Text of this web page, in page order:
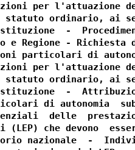
per l'attuazione
statuto ordinario, ai
-
e Regione - Richiesta
particolari di
per l'attuazione
statuto ordinario, ai
-
di autonomia
delle
(LEP) che devono
nazionale  -